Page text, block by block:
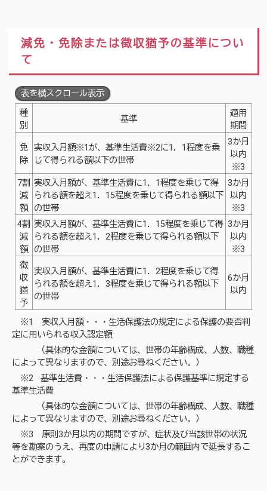
減免・免除または徴収猶予の基準につい
て
表を横スクロール表示
種
別
基準
適用
期間
免
除
実収入月額※1が、基準生活費※2に1．1程度を乗
じて得られる額以下の世帯
3か月
以内
※3
7割
減
額
実収入月額が、基準生活費に1．1程度を乗じて得
られる額を超え1．15程度を乗じて得られる額以下
の世帯
3か月
以内
※3
4割
減
額
実収入月額が、基準生活費に1．15程度を乗じて得
られる額を超え1．2程度を乗じて得られる額以下
の世帯
3か月
以内
※3
徴
収
猶
予
実収入月額が、基準生活費に1．2程度を乗じて得
られる額を超え1．3程度を乗じて得られる額以下
の世帯
6か月
以内
※1 実収入月額・・・生活保護法の規定による保護の要否判
定に用いられる収入認定額
（具体的な金額については、世帯の年齢構成、人数、職種
によって異なりますので、別途お尋ねください。）
※2 基準生活費・・・生活保護法による保護基準に規定する
基準生活費
（具体的な金額については、世帯の年齢構成、人数、職種
によって異なりますので、別途お尋ねください。）
※3 原則3か月以内の期間ですが、症状及び当該世帯の状況
等を勘案のうえ、再度の申請により3か月の範囲内で延長するこ
とができます。